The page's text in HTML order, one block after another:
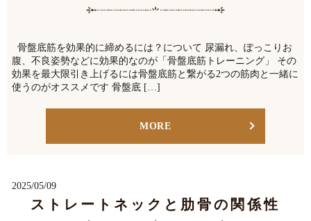
骨盤底筋を効果的に締めるには？について 尿漏れ、ぽっこりお
腹、不良姿勢などに効果的なのが「骨盤底筋トレーニング」 その
効果を最大限引き上げるには骨盤底筋と繋がる2つの筋肉と一緒に
使うのがオススメです 骨盤底 […]
MORE
2025/05/09
ストレートネックと肋骨の関係性